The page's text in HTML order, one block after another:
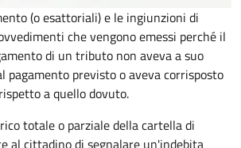
(o esattoriali) e le ingiunzioni di
che vengono emessi perché il
di un tributo non aveva a suo
pagamento previsto o aveva corrisposto
a quello dovuto.
totale o parziale della cartella di